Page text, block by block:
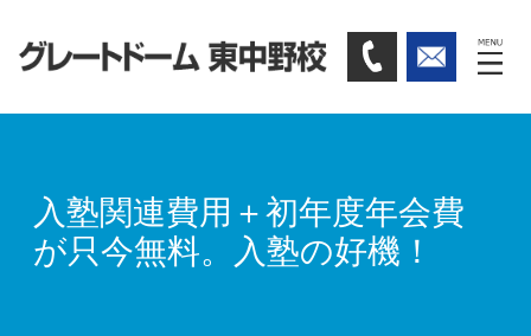
入塾関連費用＋初年度年会費
が只今無料。入塾の好機！